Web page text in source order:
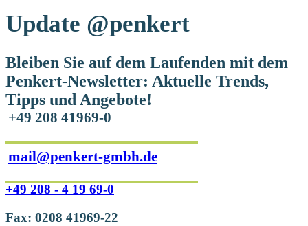
Update @penkert
Bleiben Sie auf dem Laufenden mit dem
Penkert-Newsletter: Aktuelle Trends,
Tipps und Angebote!
+49 208 41969-0
mail@penkert-gmbh.de
+49 208 - 4 19 69-0
Fax: 0208 41969-22